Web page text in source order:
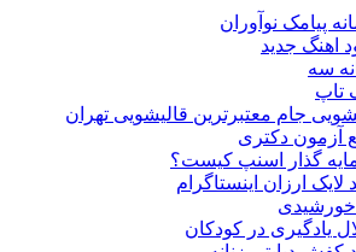
پیامک نوآوران
اهنگ جدید
سه
تاپ
جام معتبرترین قالیشویی تهران
آزمون دکتری
گذار اسنپ کیست؟
لایک ارزان اینستاگرام
خورشیدی
یادگیری در کودکان